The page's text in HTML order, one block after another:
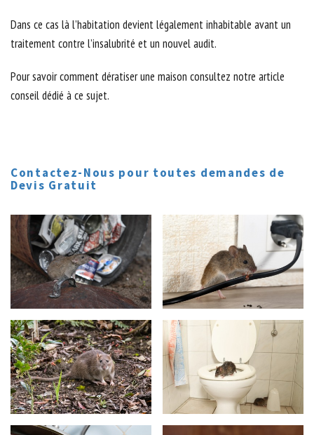
Dans ce cas là l’habitation devient légalement inhabitable avant un
traitement contre l’insalubrité et un nouvel audit.
Pour savoir comment dératiser une maison consultez notre article
conseil dédié à ce sujet.
Contactez-Nous pour toutes demandes de
Devis Gratuit